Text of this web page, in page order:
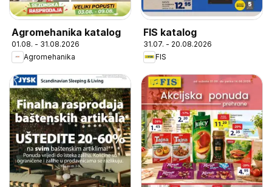
Agromehanika katalog
01.08. - 31.08.2026
Agromehanika
FIS katalog
31.07. - 20.08.2026
FIS